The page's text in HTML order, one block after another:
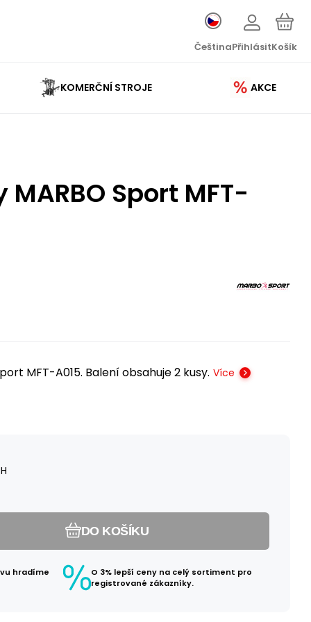
ČeštinaPřihlásitKošík
KOMERČNÍ STROJE AKCE
Sport MFT-
MFT-A015. Balení obsahuje 2 kusy. Více
DO KOŠÍKU
hradíme
O 3% lepší ceny na celý sortiment pro
registrované zákazníky.